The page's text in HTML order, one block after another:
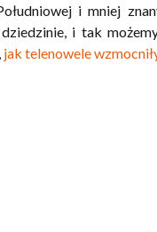
i mniej
i tak
jak telenowele